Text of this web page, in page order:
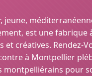
jeune,
est une fabrique
et créatives. Rendez-
à Montpellier
montpelliérains pour